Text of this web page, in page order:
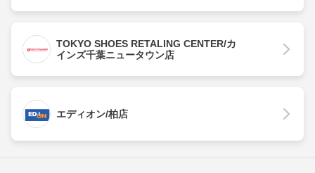
TOKYO SHOES RETALING CENTER/カ
インズ千葉ニュータウン店
エディオン/柏店